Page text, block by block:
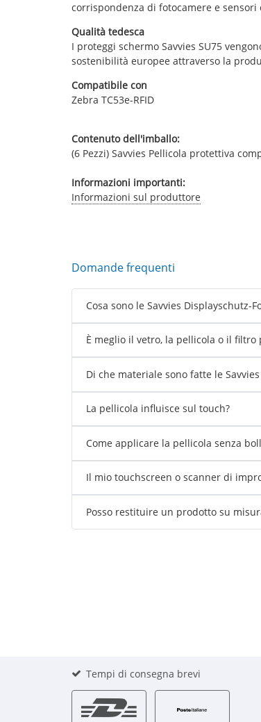
corrispondenza di fotocamere e
Qualità tedesca
I proteggi schermo Savvies SU75
sostenibilità europee attraverso la
Compatibile con
Zebra TC53e-RFID
Contenuto dell'imballo:
(6 Pezzi) Savvies Pellicola protettiva
Informazioni importanti:
Informazioni sul produttore
Domande frequenti
Cosa sono le Savvies Displayschutz-
È meglio il vetro, la pellicola o il filtro
Di che materiale sono fatte le
La pellicola influisce sul touch?
Come applicare la pellicola senza
Il mio touchscreen o scanner di
Posso restituire un prodotto su
Tempi di consegna brevi